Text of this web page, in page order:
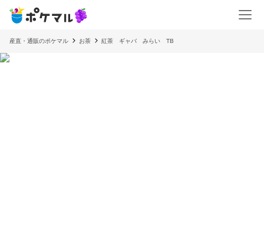
産直・通販のポケマル お茶 紅茶 ギャバ みらい TB